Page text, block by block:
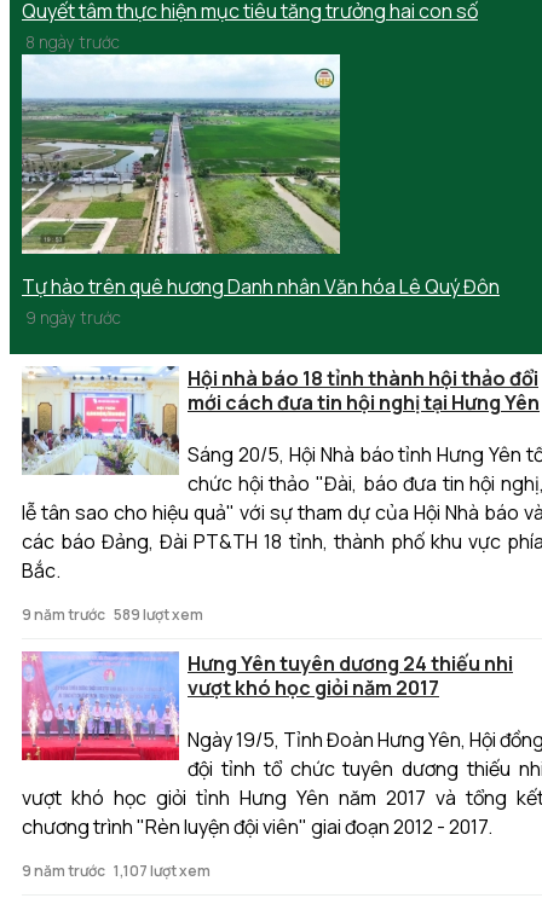
Quyết tâm thực hiện mục tiêu tăng trưởng hai con số
8 ngày trước
Tự hào trên quê hương Danh nhân Văn hóa Lê Quý Đôn
9 ngày trước
Hội nhà báo 18 tỉnh thành hội thảo đổi
mới cách đưa tin hội nghị tại Hưng Yên
Sáng 20/5, Hội Nhà báo tỉnh Hưng Yên
chức hội thảo "Đài, báo đưa tin hội
lễ tân sao cho hiệu quả" với sự tham dự của Hội Nhà báo
các báo Đảng, Đài PT&TH 18 tỉnh, thành phố khu vực
Bắc.
9 năm trước 589 lượt xem
Hưng Yên tuyên dương 24 thiếu nhi
vượt khó học giỏi năm 2017
Ngày 19/5, Tỉnh Đoàn Hưng Yên, Hội
đội tỉnh tổ chức tuyên dương thiếu
vượt khó học giỏi tỉnh Hưng Yên năm 2017 và tổng
chương trình "Rèn luyện đội viên" giai đoạn 2012 - 2017.
9 năm trước 1,107 lượt xem